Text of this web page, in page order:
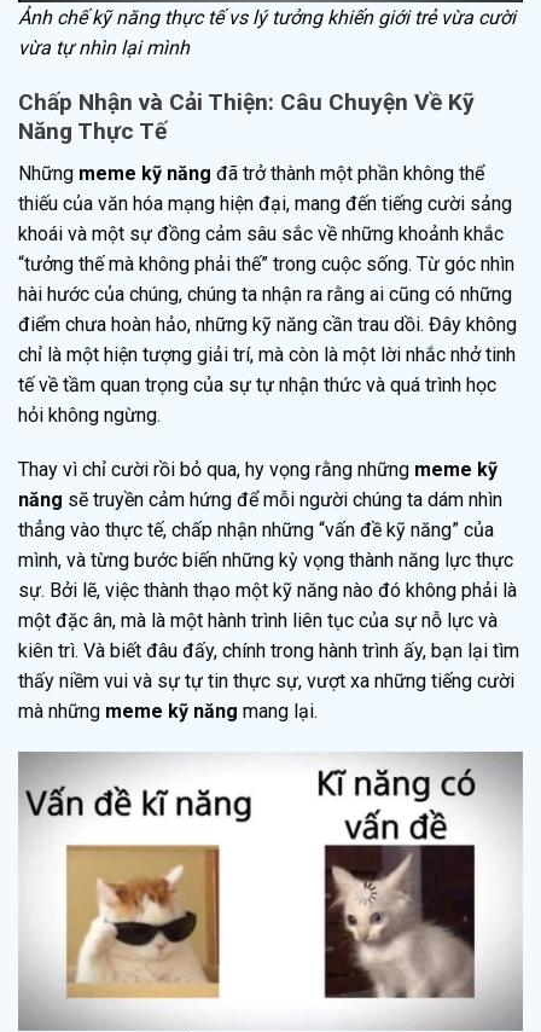
Ảnh chế kỹ năng thực tế vs lý tưởng khiến giới trẻ vừa cười
vừa tự nhìn lại mình
Chấp Nhận và Cải Thiện: Câu Chuyện Về Kỹ
Năng Thực Tế
Những meme kỹ năng đã trở thành một phần không thể
thiếu của văn hóa mạng hiện đại, mang đến tiếng cười sảng
khoái và một sự đồng cảm sâu sắc về những khoảnh khắc
“tưởng thế mà không phải thế” trong cuộc sống. Từ góc nhìn
hài hước của chúng, chúng ta nhận ra rằng ai cũng có những
điểm chưa hoàn hảo, những kỹ năng cần trau dồi. Đây không
chỉ là một hiện tượng giải trí, mà còn là một lời nhắc nhở tinh
tế về tầm quan trọng của sự tự nhận thức và quá trình học
hỏi không ngừng.
Thay vì chỉ cười rồi bỏ qua, hy vọng rằng những meme kỹ
năng sẽ truyền cảm hứng để mỗi người chúng ta dám nhìn
thẳng vào thực tế, chấp nhận những “vấn đề kỹ năng” của
mình, và từng bước biến những kỳ vọng thành năng lực thực
sự. Bởi lẽ, việc thành thạo một kỹ năng nào đó không phải là
một đặc ân, mà là một hành trình liên tục của sự nỗ lực và
kiên trì. Và biết đâu đấy, chính trong hành trình ấy, bạn lại tìm
thấy niềm vui và sự tự tin thực sự, vượt xa những tiếng cười
mà những meme kỹ năng mang lại.